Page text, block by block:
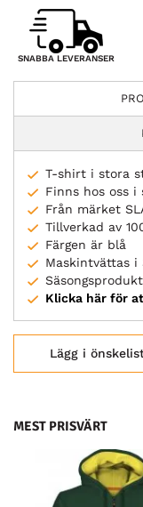
SNABBA LEVERANSER
T-shirt i stora
Finns hos oss i
Från märket
Tillverkad av
Färgen är blå
Maskintvättas i
Klicka här för
Lägg i
MEST PRISVÄRT